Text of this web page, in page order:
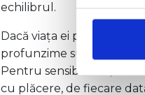
echilibrul.
Dacă viața ei
profunzime sub suprafața
Pentru sensibilitate,
cu plăcere, de fiecare